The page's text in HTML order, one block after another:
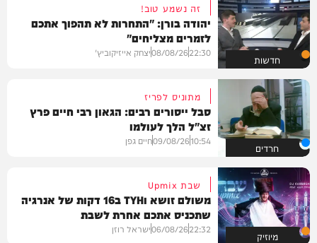
חדשות
זה נשמע טוב!
יהודה בורן: "התחרות לא תהפוך אתכם
לזמרים מצליחים"
22:30
08/08/26יצחק אייזיקוביץ'
חרדים
מתוניס לפריז
סבל ייסורים רבים: הגאון רבי חיים פרץ
זצ"ל הלך לעולמו
10:54
09/08/26חיים גפן
מיוזיק
שבת Upmix
משולם זושא וTYH ב16 דקות של אנרגיה
שתכניס אתכם אחרת לשבת
22:32
06/08/26ישראל רוזן